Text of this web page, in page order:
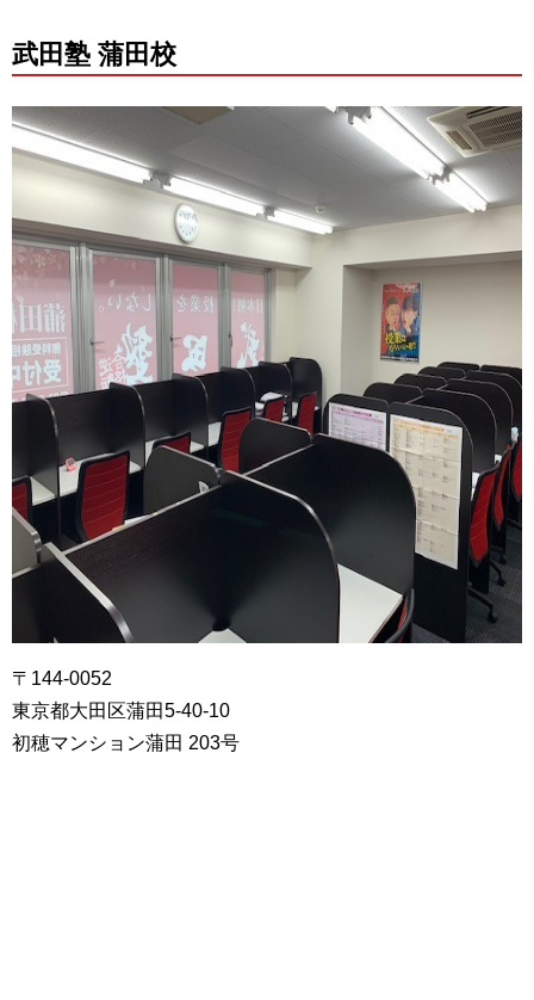
武田塾 蒲田校
〒144-0052
東京都大田区蒲田5-40-10
初穂マンション蒲田 203号